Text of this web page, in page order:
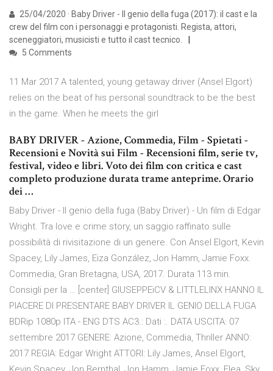
25/04/2020 · Baby Driver - Il genio della fuga (2017): il cast e la
crew del film con i personaggi e protagonisti. Regista, attori,
sceneggiatori, musicisti e tutto il cast tecnico.
5 Comments
11 Mar 2017 A talented, young getaway driver (Ansel Elgort)
relies on the beat of his personal soundtrack to be the best
in the game. When he meets the girl
BABY DRIVER - Azione, Commedia, Film - Spietati -
Recensioni e Novità sui Film - Recensioni film, serie tv,
festival, video e libri. Voto dei film con critica e cast
completo produzione durata trame anteprime. Orario
dei …
Baby Driver - Il genio della fuga (Baby Driver) - Un film di Edgar
Wright. Tra love e crime story, un saggio raffinato sulle
possibilità di rivisitazione di un genere. Con Ansel Elgort, Kevin
Spacey, Lily James, Eiza González, Jon Hamm, Jamie Foxx.
Commedia, Gran Bretagna, USA, 2017. Durata 113 min.
Consigli per la … [center] GIUSEPPEiCV & LITTLELINX HANNO IL
PIACERE DI PRESENTARE BABY DRIVER IL GENIO DELLA FUGA
BDRip 1080p ITA - ENG DTS AC3.: Dati :. DATA USCITA: 07
settembre 2017 GENERE: Azione, Commedia, Thriller ANNO:
2017 REGIA: Edgar Wright ATTORI: Lily James, Ansel Elgort,